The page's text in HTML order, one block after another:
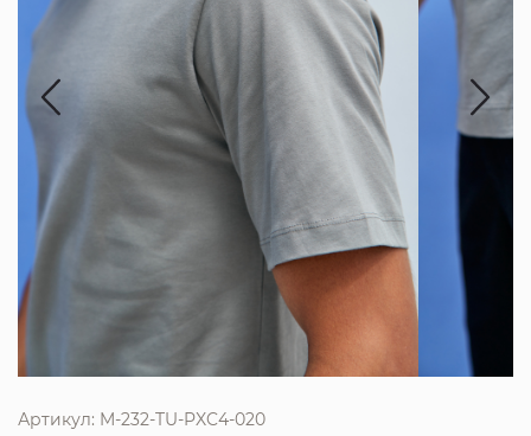
Артикул: M-232-TU-PXC4-020